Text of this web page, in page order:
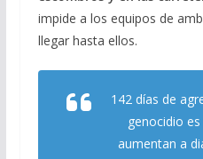
impide a los equipos de
llegar hasta ellos.
142 días de
genocidio
aumentan a